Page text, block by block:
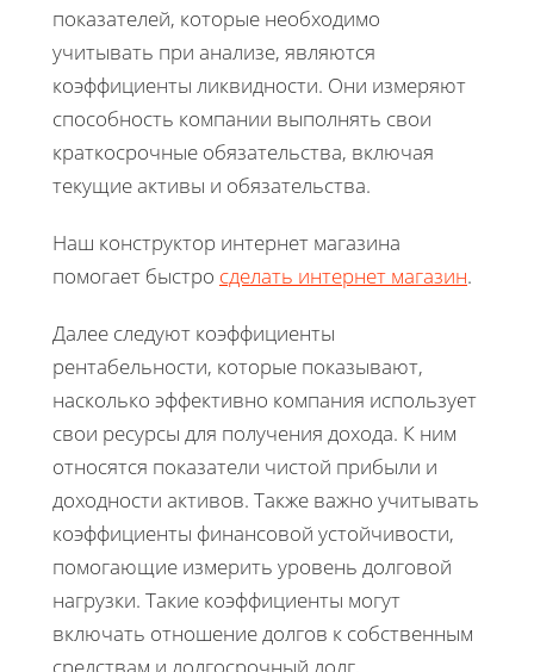
показателей, которые необходимо
учитывать при анализе, являются
коэффициенты ликвидности. Они измеряют
способность компании выполнять свои
краткосрочные обязательства, включая
текущие активы и обязательства.
Наш конструктор интернет магазина
помогает быстро сделать интернет магазин.
Далее следуют коэффициенты
рентабельности, которые показывают,
насколько эффективно компания использует
свои ресурсы для получения дохода. К ним
относятся показатели чистой прибыли и
доходности активов. Также важно учитывать
коэффициенты финансовой устойчивости,
помогающие измерить уровень долговой
нагрузки. Такие коэффициенты могут
включать отношение долгов к собственным
средствам и долгосрочный долг.